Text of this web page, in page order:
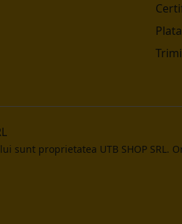
sunt proprietatea UTB SHOP SRL.